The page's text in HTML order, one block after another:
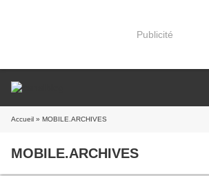
Publicité
Accueil » MOBILE.ARCHIVES
MOBILE.ARCHIVES